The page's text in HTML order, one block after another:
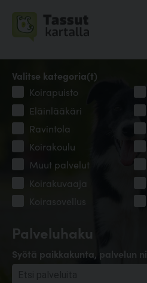
Palveluhaku
Syötä paikkakunta, palvelun
Valitse kategoria(t)
Koirapuisto
Eläinlääkäri
Ravintola
Koirakoulu
Muut palvelut
Koirakuvaaja
Koirasovellus